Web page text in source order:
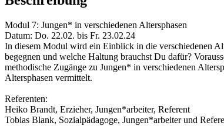
Modul 7: Jungen* in verschiedenen Altersphasen
Datum: Do. 22.02. bis Fr. 23.02.24
In diesem Modul wird ein Einblick in die verschiedenen
begegnen und welche Haltung brauchst Du dafür?
methodische Zugänge zu Jungen* in verschiedenen
Altersphasen vermittelt.
Referenten:
Heiko Brandt, Erzieher, Jungen*arbeiter, Referent
Tobias Blank, Sozialpädagoge, Jungen*arbeiter und